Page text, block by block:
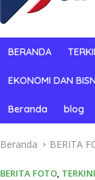
BERANDA
EKONOMI DAN
Beranda blog
Beranda BERITA
BERITA FOTO, TERKINI